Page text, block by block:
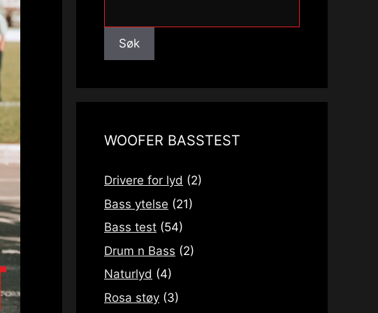
Søk
WOOFER BASSTEST
Drivere for lyd (2)
Bass ytelse (21)
Bass test (54)
Drum n Bass (2)
Naturlyd (4)
Rosa støy (3)